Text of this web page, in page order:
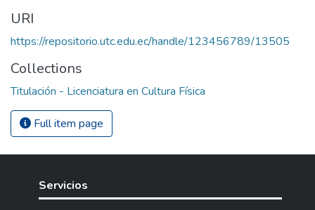
URI
https://repositorio.utc.edu.ec/handle/123456789/13505
Collections
Titulación - Licenciatura en Cultura Física
Full item page
Servicios